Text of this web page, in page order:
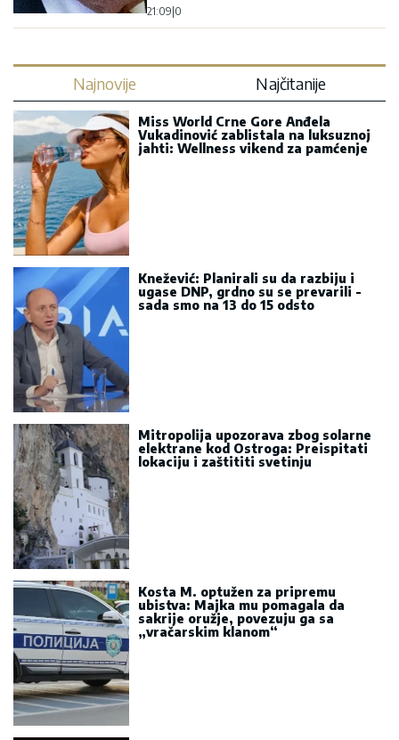
21:09 0
Najnovije Najčitanije
Miss World Crne Gore Anđela
Vukadinović zablistala na luksuznoj
jahti: Wellness vikend za pamćenje
Knežević: Planirali su da razbiju i
ugase DNP, grdno su se prevarili -
sada smo na 13 do 15 odsto
Mitropolija upozorava zbog solarne
elektrane kod Ostroga: Preispitati
lokaciju i zaštititi svetinju
Kosta M. optužen za pripremu
ubistva: Majka mu pomagala da
sakrije oružje, povezuju ga sa
„vračarskim klanom“